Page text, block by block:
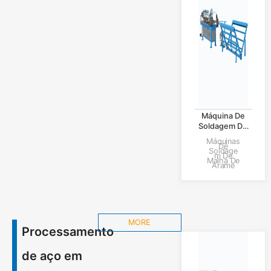
Máquina De
Soldagem De
Portas De
Gaiolas
Horizontais
Para Redes De
Máquinas
De
Soldage
M De
Malha De
Arame
Processamento
de aço em
MORE